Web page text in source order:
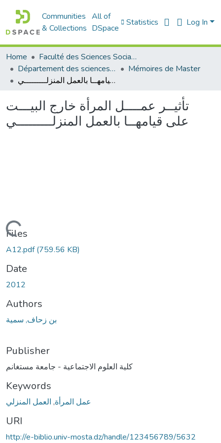
Communities
& Collections
All of
DSpace
Statistics Log In
Home
Faculté des Sciences Sociales
Département des sciences sociales
Mémoires de Master
تأثيــر عمــــل المرأة خارج البيـــت على قيامهــا بالعمل المنزلـــــــــي
تأثيــر عمــــل المرأة خارج البيـــت
على قيامهــا بالعمل المنزلـــــــــي
Loading...
Files
A12.pdf(759.56 KB)
Date
2012
Authors
بن زحاف, سمية
Publisher
كلية العلوم الاجتماعية - جامعة مستغانم
Keywords
عمل المرأة, العمل المنزلي
URI
http://e-biblio.univ-mosta.dz/handle/123456789/5632